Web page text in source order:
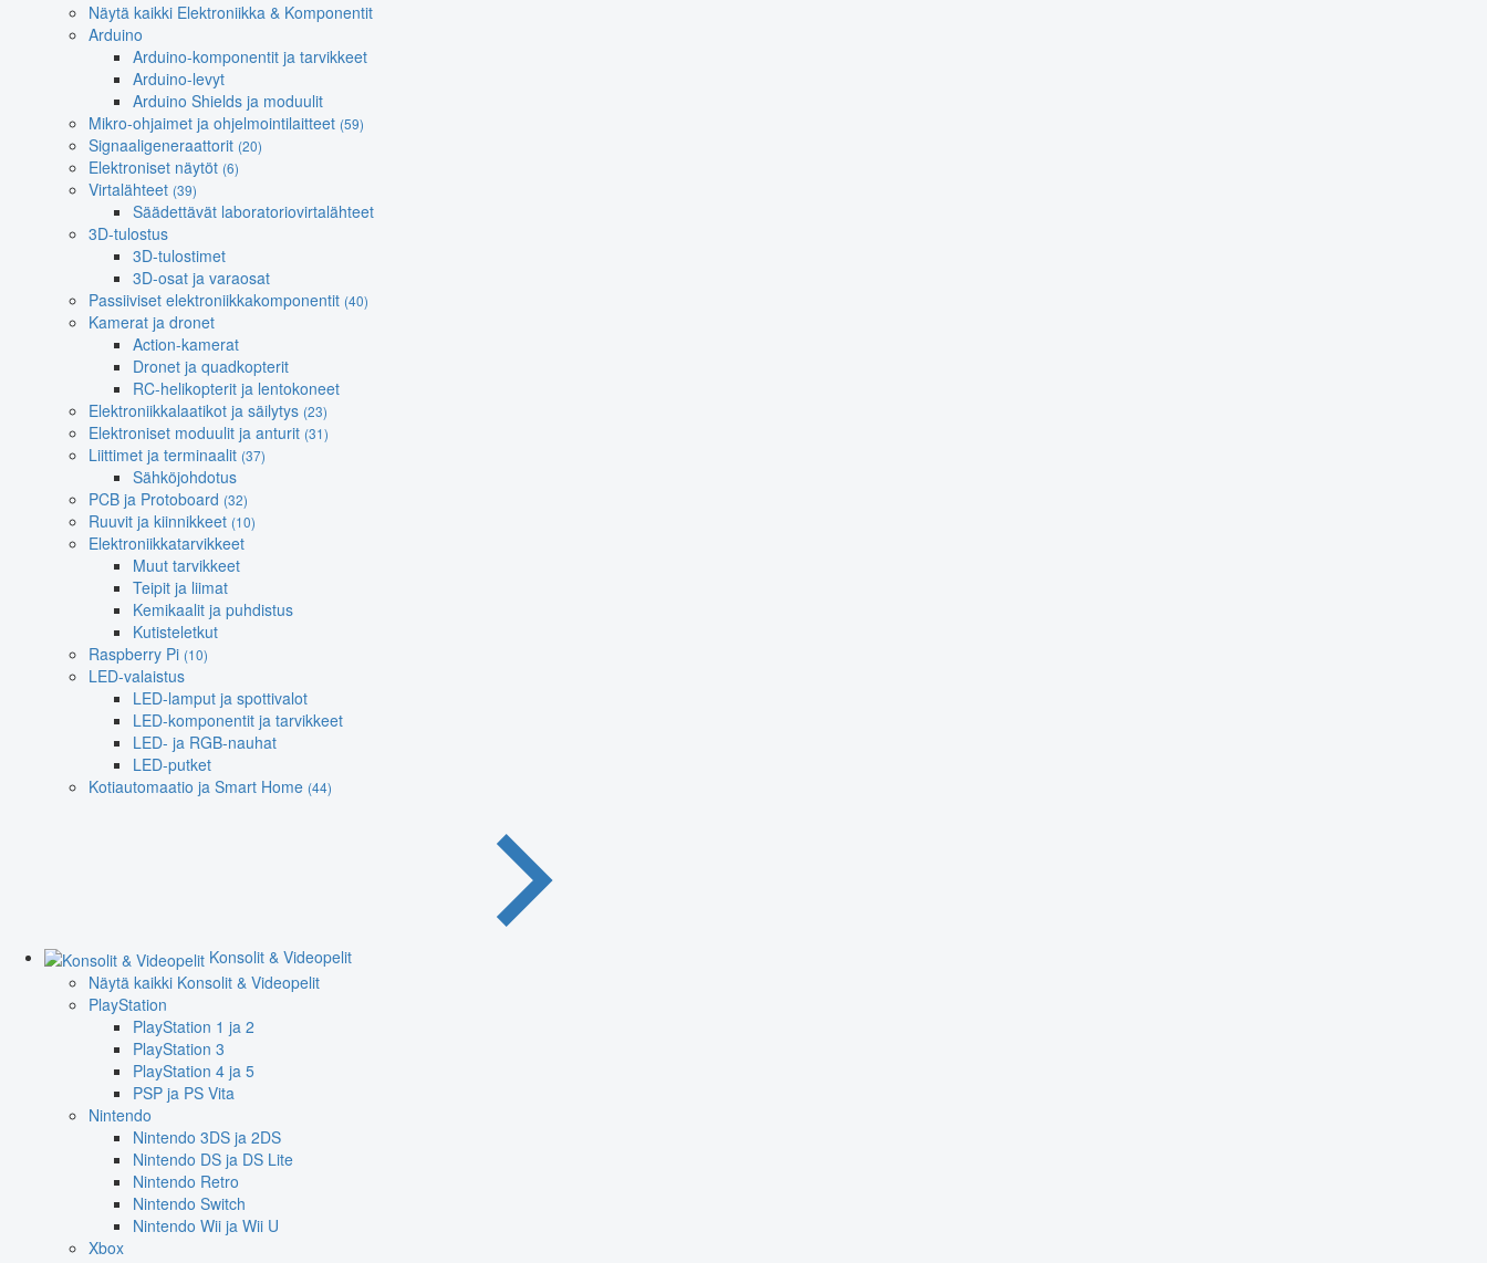
Näytä kaikki Elektroniikka & Komponentit
Arduino
Arduino-komponentit ja tarvikkeet
Arduino-levyt
Arduino Shields ja moduulit
Mikro-ohjaimet ja ohjelmointilaitteet (59)
Signaaligeneraattorit (20)
Elektroniset näytöt (6)
Virtalähteet (39)
Säädettävät laboratoriovirtalähteet
3D-tulostus
3D-tulostimet
3D-osat ja varaosat
Passiiviset elektroniikkakomponentit (40)
Kamerat ja dronet
Action-kamerat
Dronet ja quadkopterit
RC-helikopterit ja lentokoneet
Elektroniikkalaatikot ja säilytys (23)
Elektroniset moduulit ja anturit (31)
Liittimet ja terminaalit (37)
Sähköjohdotus
PCB ja Protoboard (32)
Ruuvit ja kiinnikkeet (10)
Elektroniikkatarvikkeet
Muut tarvikkeet
Teipit ja liimat
Kemikaalit ja puhdistus
Kutisteletkut
Raspberry Pi (10)
LED-valaistus
LED-lamput ja spottivalot
LED-komponentit ja tarvikkeet
LED- ja RGB-nauhat
LED-putket
Kotiautomaatio ja Smart Home (44)
Konsolit & Videopelit
Näytä kaikki Konsolit & Videopelit
PlayStation
PlayStation 1 ja 2
PlayStation 3
PlayStation 4 ja 5
PSP ja PS Vita
Nintendo
Nintendo 3DS ja 2DS
Nintendo DS ja DS Lite
Nintendo Retro
Nintendo Switch
Nintendo Wii ja Wii U
Xbox